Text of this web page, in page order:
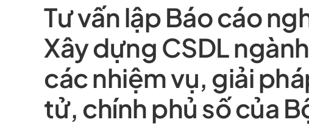
Tư vấn lập Báo cáo
Xây dựng CSDL
các nhiệm vụ, giải
tử, chính phủ số của